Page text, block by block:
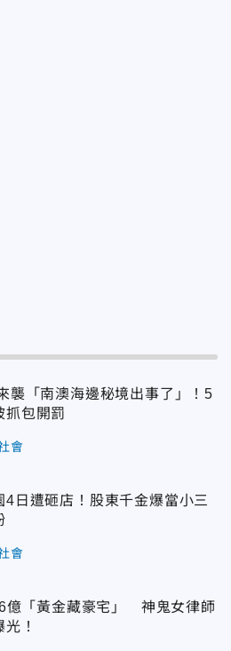
襲「南澳海邊秘境出事了」！5
抓包開罰
會
4日遭砸店！股東千金爆當小三
會
億「黃金藏豪宅」 神鬼女律師
！